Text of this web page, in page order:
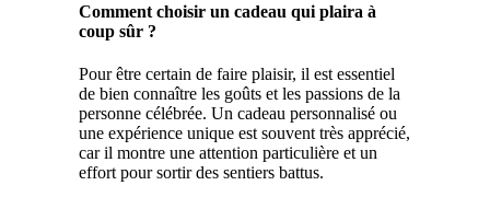
Comment choisir un cadeau qui plaira à
coup sûr ?
Pour être certain de faire plaisir, il est essentiel
de bien connaître les goûts et les passions de la
personne célébrée. Un cadeau personnalisé ou
une expérience unique est souvent très apprécié,
car il montre une attention particulière et un
effort pour sortir des sentiers battus.